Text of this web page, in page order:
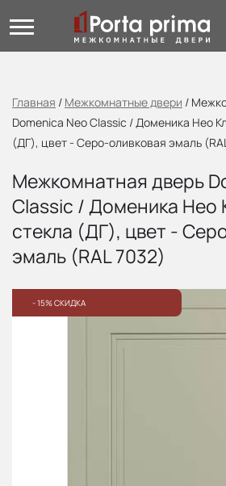
Главная / Межкомнатные двери /
Domenica Neo Classic / Доменика Нео
(ДГ), цвет - Серо-оливковая эмаль
Межкомнатная дверь
Classic / Доменика Нео
стекла (ДГ), цвет -
эмаль (RAL 7032)
- 15% СКИДКА